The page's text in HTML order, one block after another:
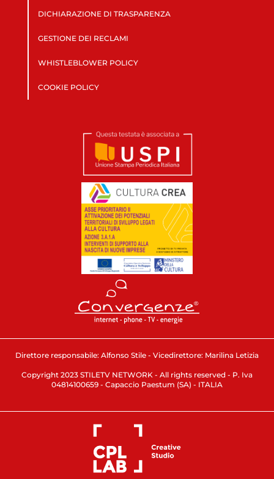
DICHIARAZIONE DI TRASPARENZA
GESTIONE DEI RECLAMI
WHISTLEBLOWER POLICY
COOKIE POLICY
Direttore responsabile: Alfonso Stile - Vicedirettore: Marilina Letizia
Copyright 2023 STILETV NETWORK - All rights reserved - P. Iva
04814100659 - Capaccio Paestum (SA) - ITALIA